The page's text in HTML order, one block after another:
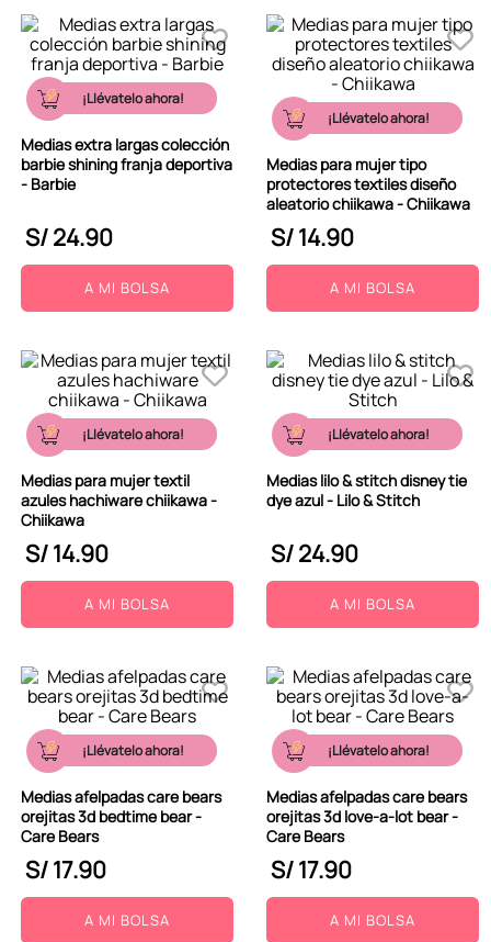
¡Llévatelo ahora!
Medias extra largas colección
barbie shining franja deportiva
- Barbie
S/24.90
A MI BOLSA
¡Llévatelo ahora!
Medias para mujer tipo
protectores textiles diseño
aleatorio chiikawa - Chiikawa
S/14.90
A MI BOLSA
¡Llévatelo ahora!
Medias para mujer textil
azules hachiware chiikawa -
Chiikawa
S/14.90
A MI BOLSA
¡Llévatelo ahora!
Medias lilo & stitch disney tie
dye azul - Lilo & Stitch
S/24.90
A MI BOLSA
¡Llévatelo ahora!
Medias afelpadas care bears
orejitas 3d bedtime bear -
Care Bears
S/17.90
A MI BOLSA
¡Llévatelo ahora!
Medias afelpadas care bears
orejitas 3d love-a-lot bear -
Care Bears
S/17.90
A MI BOLSA